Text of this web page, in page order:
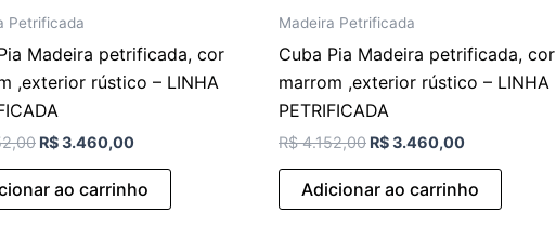
Petrificada
Madeira petrificada, cor
,exterior rústico – LINHA
R$3.460,00
ao carrinho
Madeira Petrificada
Cuba Pia Madeira petrificada, cor
marrom ,exterior rústico – LINHA
PETRIFICADA
R$4.152,00 R$3.460,00
Adicionar ao carrinho